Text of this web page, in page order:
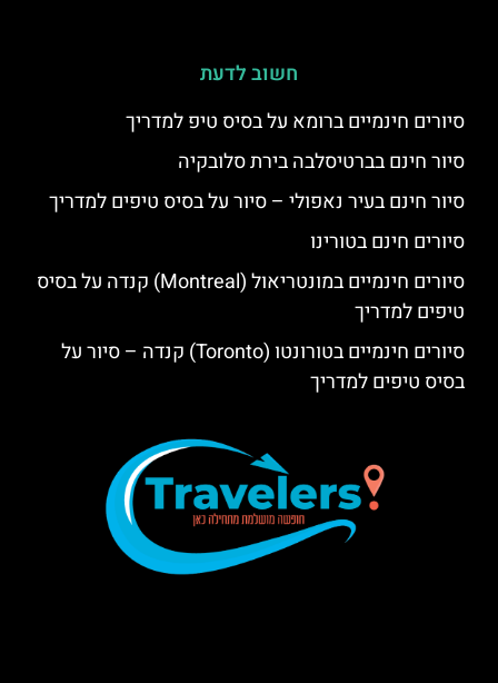
חשוב לדעת
סיורים חינמיים ברומא על בסיס טיפ למדריך
סיור חינם בברטיסלבה בירת סלובקיה
סיור חינם בעיר נאפולי – סיור על בסיס טיפים למדריך
סיורים חינם בטורינו
סיורים חינמיים במונטריאול (Montreal) קנדה על בסיס
טיפים למדריך
סיורים חינמיים בטורונטו (Toronto) קנדה – סיור על
בסיס טיפים למדריך